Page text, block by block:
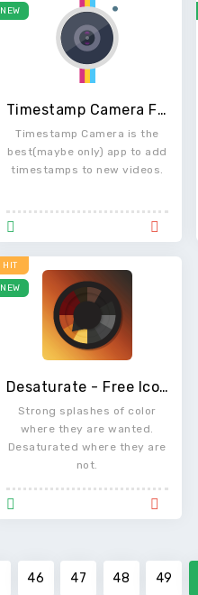
Timestamp Camera Free
Timestamp Camera is the
best(maybe only) app to add
timestamps to new videos.
NEW
Desaturate - Free Icon Pack
Strong splashes of color
where they are wanted.
Desaturated where they are
not.
HIT
NEW
46 47 48 49